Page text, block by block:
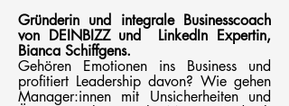
Gründerin und integrale Businesscoach
von DEINBIZZ und LinkedIn Expertin,
Bianca Schiffgens.
Gehören Emotionen ins Business und
profitiert Leadership davon? Wie gehen
Manager:innen mit Unsicherheiten und